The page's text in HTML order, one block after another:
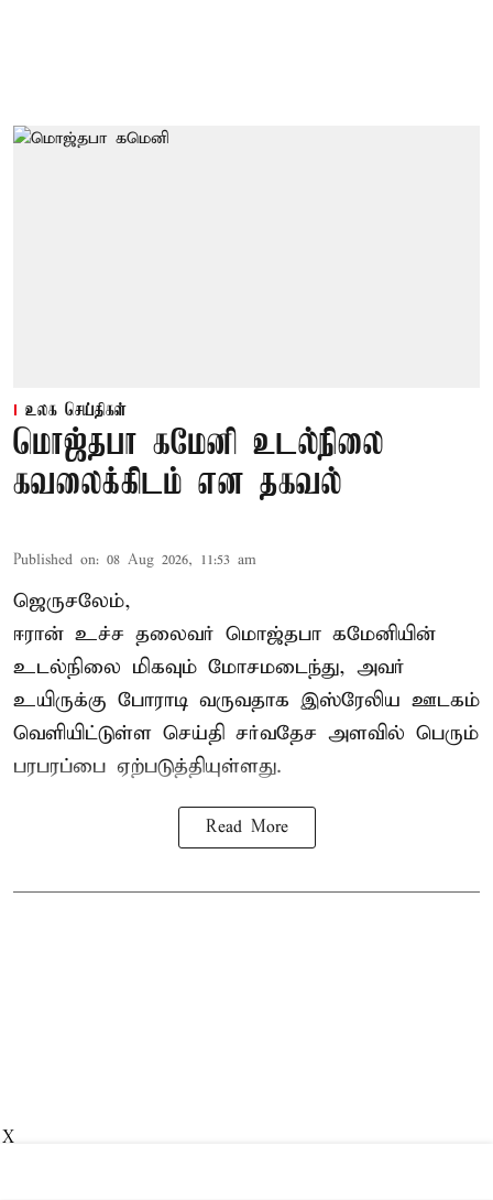
உலக செய்திகள்
மொஜ்தபா கமேனி உடல்நிலை
கவலைக்கிடம் என தகவல்
Published on: 08 Aug 2026, 11:53 am
ஜெருசலேம்,
ஈரான் உச்ச தலைவர் மொஜ்தபா கமேனியின்
உடல்நிலை மிகவும் மோசமடைந்து, அவர்
உயிருக்கு போராடி வருவதாக இஸ்ரேலிய ஊடகம்
வெளியிட்டுள்ள செய்தி சர்வதேச அளவில் பெரும்
பரபரப்பை ஏற்படுத்தியுள்ளது.
Read More
X